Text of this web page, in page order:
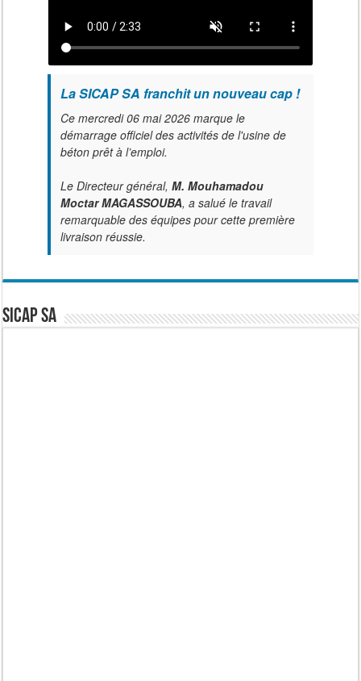
La SICAP SA franchit un nouveau cap !
Ce mercredi 06 mai 2026 marque le
démarrage officiel des activités de l'usine de
béton prêt à l’emploi.
Le Directeur général, M. Mouhamadou
Moctar MAGASSOUBA, a salué le travail
remarquable des équipes pour cette première
livraison réussie.
SICAP SA